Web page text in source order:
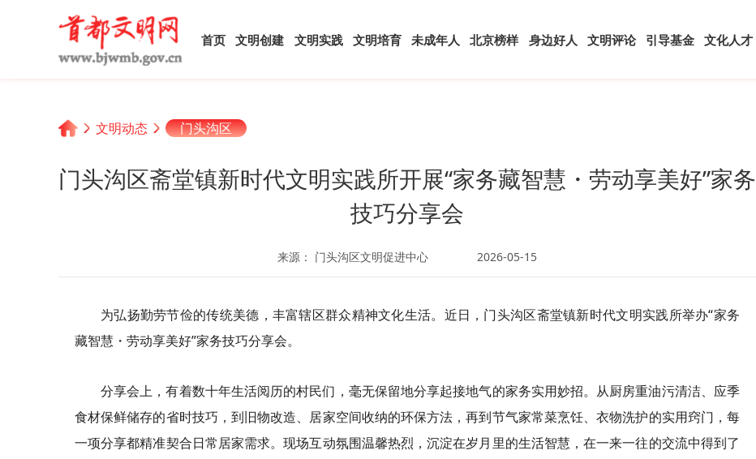
首页 文明创建 文明实践 文明培育 未成年人 北京榜样 身边好人 文明评论 引导基金 文化人才
文明动态 门头沟区
门头沟区斋堂镇新时代文明实践所开展“家务藏智慧・劳动享美好”家务
技巧分享会
来源： 门头沟区文明促进中心 2026-05-15
为弘扬勤劳节俭的传统美德，丰富辖区群众精神文化生活。近日，门头沟区斋堂镇新时代文明实践所举办“家务
藏智慧・劳动享美好”家务技巧分享会。
分享会上，有着数十年生活阅历的村民们，毫无保留地分享起接地气的家务实用妙招。从厨房重油污清洁、应季
食材保鲜储存的省时技巧，到旧物改造、居家空间收纳的环保方法，再到节气家常菜烹饪、衣物洗护的实用窍门，每
一项分享都精准契合日常居家需求。现场互动氛围温馨热烈，沉淀在岁月里的生活智慧，在一来一往的交流中得到了